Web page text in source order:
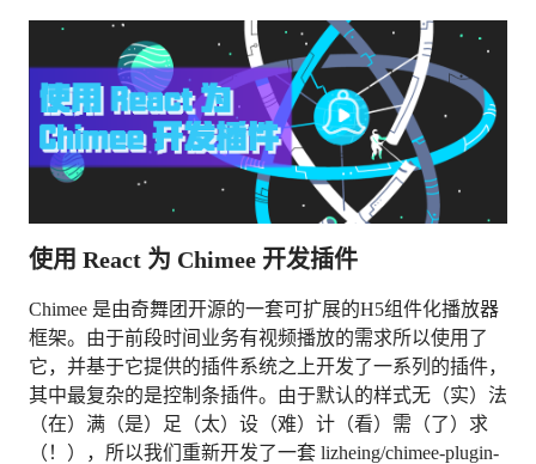
使用 React 为 Chimee 开发插件
Chimee 是由奇舞团开源的一套可扩展的H5组件化播放器
框架。由于前段时间业务有视频播放的需求所以使用了
它，并基于它提供的插件系统之上开发了一系列的插件，
其中最复杂的是控制条插件。由于默认的样式无（实）法
（在）满（是）足（太）设（难）计（看）需（了）求
（！），所以我们重新开发了一套 lizheing/chimee-plugin-